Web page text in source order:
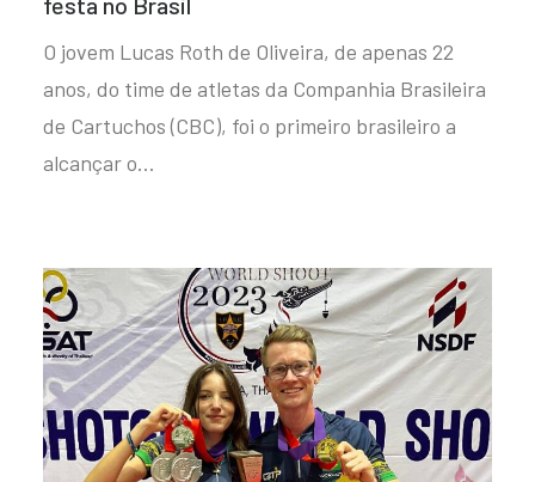
O jovem Lucas Roth de Oliveira, de apenas 22
anos, do time de atletas da Companhia Brasileira
de Cartuchos (CBC), foi o primeiro brasileiro a
alcançar o…